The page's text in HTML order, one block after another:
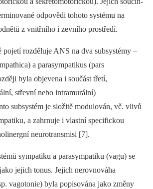
odpovědi tohoto systému na
z vnitřního i zevního prostředí.
pojetí rozděluje ANS na dva subsystémy –
a parasympatikus (pars
byla objevena i součást třetí,
střevní nebo intramurální)
subsystém je složitě modulován, vč. vlivů
a zahrnuje i vlastní specifickou
neurotransmisi [7].
sympatiku a parasympatiku (vagu) se
jejich tonus. Jejich nerovnováha
vagotonie) byla popisována jako změny